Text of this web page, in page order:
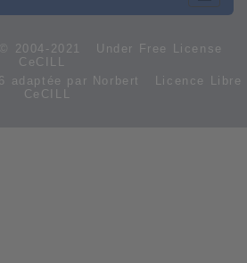
© 2004-2021
Under Free License
CeCILL
adaptée par Norbert
Licence Libre
CeCILL